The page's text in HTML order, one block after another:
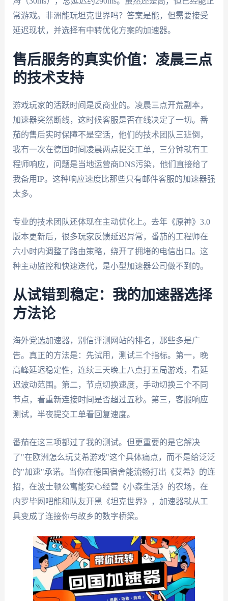
常游戏。非洲能玩坦克世界吗？答案是能，但需要接受
延迟现状，并选择有中转优化方案的加速器。
售后服务的真实价值：凌晨三点
的技术支持
游戏玩家的活跃时间是反商业的。凌晨三点开荒副本，
加速器突然断线，这时候客服是否在线决定了一切。番
茄的售后实时保障不是空话，他们的技术团队三班倒，
我有一次在德国时间凌晨两点提交工单，三分钟就有工
程师响应，问题是当地运营商DNS污染，他们直接给了
我备用IP。这种响应速度比那些只有邮件客服的加速器强
太多。
专业的技术团队还体现在主动优化上。去年《原神》3.0
版本更新后，很多玩家反馈延迟异常，番茄的工程师在
六小时内调整了路由策略，绕开了拥堵的电信出口。这
种主动监控和快速迭代，是小型加速器公司做不到的。
从试错到稳定：我的加速器选择
方法论
海外党选加速器，别信评测网站的排名，那些多是广
告。真正的方法是：先试用，测试三个指标。第一，晚
高峰延迟稳定性，连续三天晚上八点打五局游戏，看延
迟波动范围。第二，节点切换速度，手动切换三个不同
节点，看重新连接时间是否超过五秒。第三，客服响应
测试，半夜提交工单看回复速度。
番茄在这三项都过了我的测试。但更重要的是它解决
了"在欧洲怎么玩艾希游戏"这个具体痛点，而不是给泛泛
的"加速"承诺。当你在德国宿舍能流畅打出《艾希》的连
招，在波士顿公寓能安心经营《小森生活》的农场，在
内罗毕网吧能和队友开黑《坦克世界》，加速器就从工
具变成了连接你与故乡的数字桥梁。